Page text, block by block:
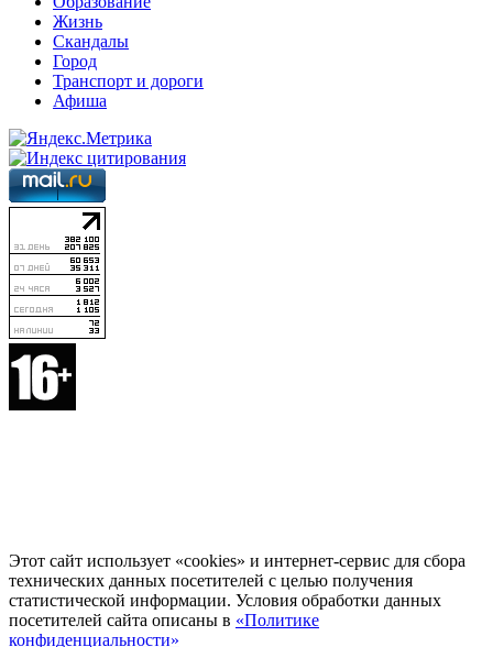
Жизнь
Скандалы
Город
Транспорт и дороги
Афиша
Этот сайт использует «cookies» и интернет-сервис для сбора
технических данных посетителей с целью получения
статистической информации. Условия обработки данных
посетителей сайта описаны в «Политике
конфиденциальности»